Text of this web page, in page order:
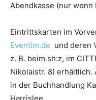
Abendkasse (nur
Eintrittskarten im
Eventim.de und deren
z. B. beim sh:z, im
Nikolaistr. 8)
in der Buchhandlung